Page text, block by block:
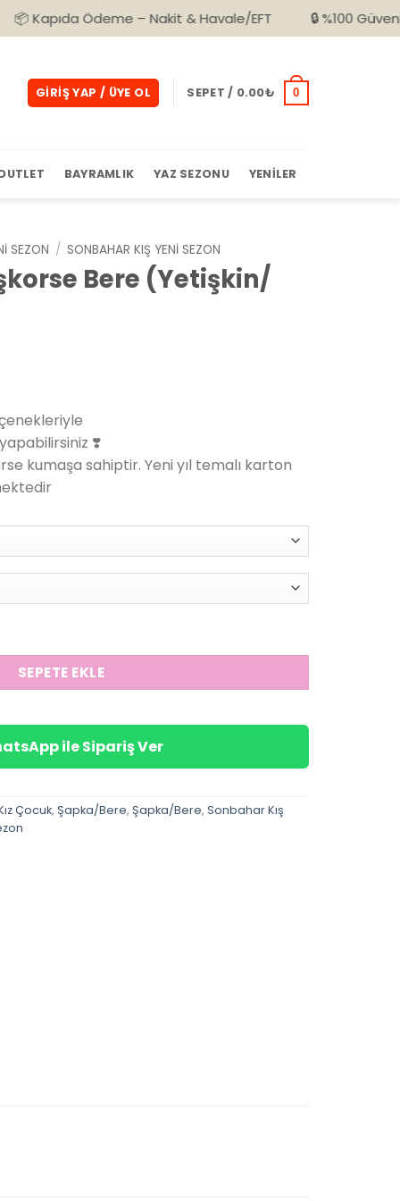
– Nakit & Havale/EFT 🔒 %100 Güvenli Alışveriş
GIRIŞ YAP / ÜYE OL SEPET / 0.00₺ 0
BAYRAMLIK YAZ SEZONU YENILER
SEZON / SONBAHAR KIŞ YENI SEZON
Bere (Yetişkin/
❣️
kumaşa sahiptir. Yeni yıl temalı karton
SEPETE EKLE
ile Sipariş Ver
Çocuk, Şapka/Bere, Şapka/Bere, Sonbahar Kış